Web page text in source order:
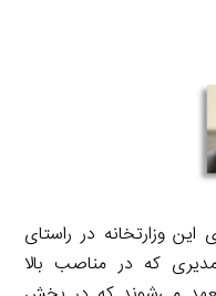
وزارتخانه در راستای
که در مناصب بالا